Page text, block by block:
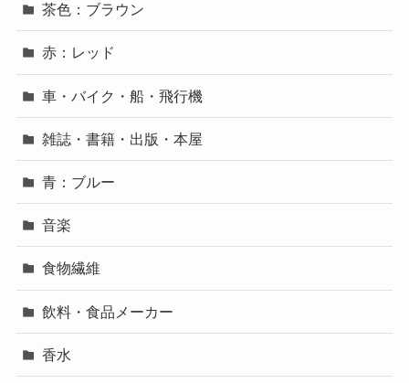
茶色：ブラウン
赤：レッド
車・バイク・船・飛行機
雑誌・書籍・出版・本屋
青：ブルー
音楽
食物繊維
飲料・食品メーカー
香水